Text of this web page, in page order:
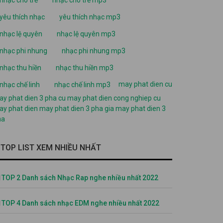
yêu thích nhạc yêu thích nhạc mp3
nhạc lệ quyên nhạc lệ quyên mp3
nhạc phi nhung nhạc phi nhung mp3
nhạc thu hiền nhạc thu hiền mp3
nhạc chế linh nhạc chế linh mp3
may phat dien cu
phat dien 3 pha cu may phat dien cong nghiep cu
phat dien may phat dien 3 pha gia may phat dien 3
TOP LIST XEM NHIỀU NHẤT
TOP 2 Danh sách Nhạc Rap nghe nhiều nhất 2022
TOP 4 Danh sách nhạc EDM nghe nhiều nhất 2022